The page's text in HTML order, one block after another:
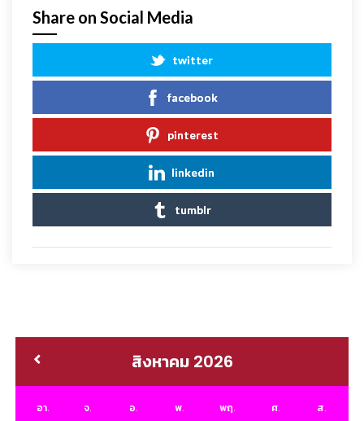
Share on Social Media
twitter
facebook
pinterest
linkedin
tumblr
สิงหาคม 2026
อา. จ. อ. พ. พฤ. ศ. ส.